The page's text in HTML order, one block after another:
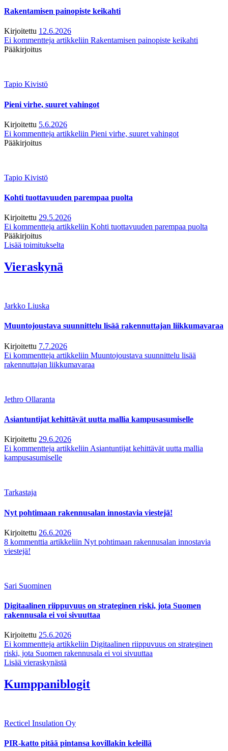
Rakentamisen painopiste keikahti
Kirjoitettu 12.6.2026
Ei kommentteja artikkeliin Rakentamisen painopiste keikahti
Pääkirjoitus
Tapio Kivistö
Pieni virhe, suuret vahingot
Kirjoitettu 5.6.2026
Ei kommentteja artikkeliin Pieni virhe, suuret vahingot
Pääkirjoitus
Tapio Kivistö
Kohti tuottavuuden parempaa puolta
Kirjoitettu 29.5.2026
Ei kommentteja artikkeliin Kohti tuottavuuden parempaa puolta
Pääkirjoitus
Lisää toimitukselta
Vieraskynä
Jarkko Liuska
Muuntojoustava suunnittelu lisää rakennuttajan liikkumavaraa
Kirjoitettu 7.7.2026
Ei kommentteja artikkeliin Muuntojoustava suunnittelu lisää
rakennuttajan liikkumavaraa
Jethro Ollaranta
Asiantuntijat kehittävät uutta mallia kampusasumiselle
Kirjoitettu 29.6.2026
Ei kommentteja artikkeliin Asiantuntijat kehittävät uutta mallia
kampusasumiselle
Tarkastaja
Nyt pohtimaan rakennusalan innostavia viestejä!
Kirjoitettu 26.6.2026
8 kommenttia artikkeliin Nyt pohtimaan rakennusalan innostavia
viestejä!
Sari Suominen
Digitaalinen riippuvuus on strateginen riski, jota Suomen
rakennusala ei voi sivuuttaa
Kirjoitettu 25.6.2026
Ei kommentteja artikkeliin Digitaalinen riippuvuus on strateginen
riski, jota Suomen rakennusala ei voi sivuuttaa
Lisää vieraskynästä
Kumppaniblogit
Recticel Insulation Oy
PIR-katto pitää pintansa kovillakin keleillä